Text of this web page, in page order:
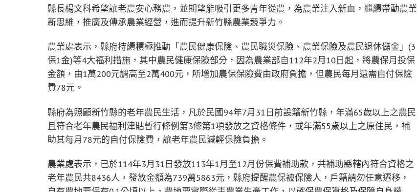
縣長楊文科希望讓老農安心務農，並期望能吸引更多青年從農，為農業注入新血，繼續帶動農業
新思維，推廣及傳承農業經營，進而提升新竹縣農業競爭力。
農業處表示，縣府持續積極推動「農民健康保險、農民職災保險、農業保險及農民退休儲金」(3
保1金)等4大福利措施，其中農民健康保險部分，因為農業部自112年2月10日起，將農保月投保
金額，由1萬200元調高至2萬400元，所增加農保保險費由政府負擔，但農民每月還需自付保險
費78元。
縣府為照顧新竹縣的老年農民生活，凡於民國94年7月31日前設籍新竹縣，年滿65歲以上之農民
且符合老年農民福利津貼暫行條例第3條第1項發放之資格條件，或年滿55歲以上之原住民，補
助其每月78元的自付保險費，讓老年農民減輕保險負擔。
農業處表示，已於114年3月31日發放113年1月至12月份保費補助款，共補助縣轄內符合資格之
老年農民共8436人，發放金額為739萬5863元，縣府提醒農保被保險人，戶籍請勿任意遷移，